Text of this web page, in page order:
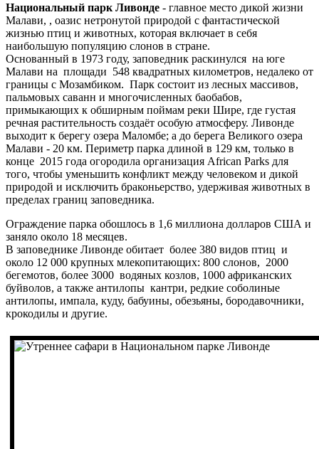
Национальный парк Ливонде - главное место дикой жизни
Малави, , оазис нетронутой природой с фантастической
жизнью птиц и животных, которая включает в себя
наибольшую популяцию слонов в стране.
Основанный в 1973 году, заповедник раскинулся на юге
Малави на площади 548 квадратных километров, недалеко от
границы с Мозамбиком. Парк состоит из лесных массивов,
пальмовых саванн и многочисленных баобабов,
примыкающих к обширным поймам реки Шире, где густая
речная растительность создаёт особую атмосферу. Ливонде
выходит к берегу озера Маломбе; а до берега Великого озера
Малави - 20 км. Периметр парка длиной в 129 км, только в
конце 2015 года огородила организация African Parks для
того, чтобы уменьшить конфликт между человеком и дикой
природой и исключить браконьерство, удерживая животных в
пределах границ заповедника.
Ограждение парка обошлось в 1,6 миллиона долларов США и
заняло около 18 месяцев.
В заповеднике Ливонде обитает более 380 видов птиц и
около 12 000 крупных млекопитающих: 800 слонов, 2000
бегемотов, более 3000 водяных козлов, 1000 африканских
буйволов, а также антилопы кантри, редкие соболиные
антилопы, импала, куду, бабуины, обезьяны, бородавочники,
крокодилы и другие.